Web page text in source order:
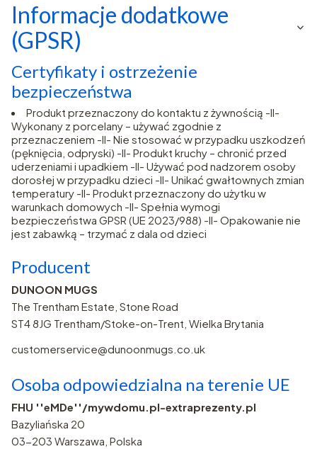
Informacje dodatkowe
(GPSR)
Certyfikaty i ostrzeżenie
bezpieczeństwa
Produkt przeznaczony do kontaktu z żywnością -II-
Wykonany z porcelany – używać zgodnie z
przeznaczeniem -II- Nie stosować w przypadku uszkodzeń
(pęknięcia, odpryski) -II- Produkt kruchy – chronić przed
uderzeniami i upadkiem -II- Używać pod nadzorem osoby
dorosłej w przypadku dzieci -II- Unikać gwałtownych zmian
temperatury -II- Produkt przeznaczony do użytku w
warunkach domowych -II- Spełnia wymogi
bezpieczeństwa GPSR (UE 2023/988) -II- Opakowanie nie
jest zabawką – trzymać z dala od dzieci
Producent
DUNOON MUGS
The Trentham Estate, Stone Road
ST4 8JG Trentham/Stoke-on-Trent, Wielka Brytania
customerservice@dunoonmugs.co.uk
Osoba odpowiedzialna na terenie UE
FHU ''eMDe''/mywdomu.pl-extraprezenty.pl
Bazyliańska 20
03-203 Warszawa, Polska